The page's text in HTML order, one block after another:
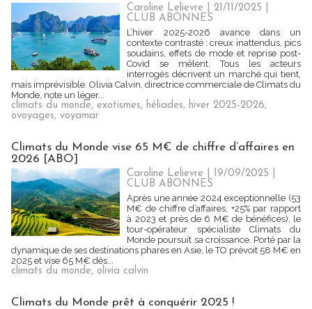
Caroline Lelievre | 21/11/2025
CLUB ABONNES
L’hiver 2025-2026 avance dans un
contexte contrasté : creux inattendus, pics
soudains, effets de mode et reprise post-
Covid se mêlent. Tous les acteurs
interrogés décrivent un marché qui tient,
mais imprévisible. Olivia Calvin, directrice commerciale de Climats du
Monde, note un léger...
climats du monde, exotismes, héliades, hiver 2025-2026,
ovoyages, voyamar
Climats du Monde vise 65 M€ de chiffre d’affaires en
2026 [ABO]
Caroline Lelievre | 19/09/2025
CLUB ABONNES
Après une année 2024 exceptionnelle (53
M€ de chiffre d’affaires, +25% par rapport
à 2023 et près de 6 M€ de bénéfices), le
tour-opérateur spécialiste Climats du
Monde poursuit sa croissance. Porté par la
dynamique de ses destinations phares en Asie, le TO prévoit 58 M€ en
2025 et vise 65 M€ dès...
climats du monde, olivia calvin
Climats du Monde prêt à conquérir 2025 !